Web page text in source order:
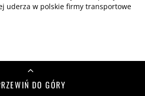
uderza w polskie firmy transportowe
DO GÓRY